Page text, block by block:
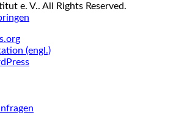
e. V.. All Rights Reserved.
(engl.)